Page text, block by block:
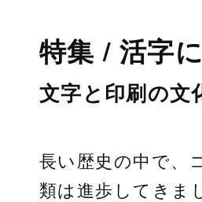
特集 / 活字
文字と印刷の文
長い歴史の中で、
類は進歩してきま